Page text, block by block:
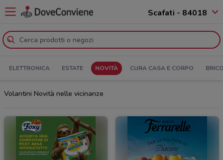
Scafati - 84018
ELETTRONICA ESTATE NOVITÀ CURA CASA E CORPO
Volantini Novità nelle vicinanze